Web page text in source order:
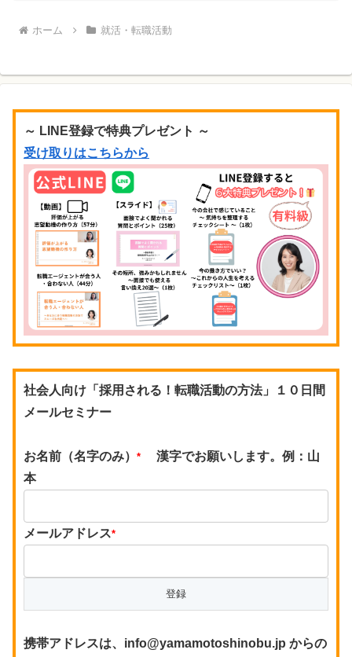
ホーム 就活・転職活動
～ LINE登録で特典プレゼント ～
受け取りはこちらから
社会人向け「採用される！転職活動の方法」１０日間
メールセミナー
お名前（名字のみ） *
漢字でお願いします。例：山
本
メールアドレス*
携帯アドレスは、info@yamamotoshinobu.jp からの